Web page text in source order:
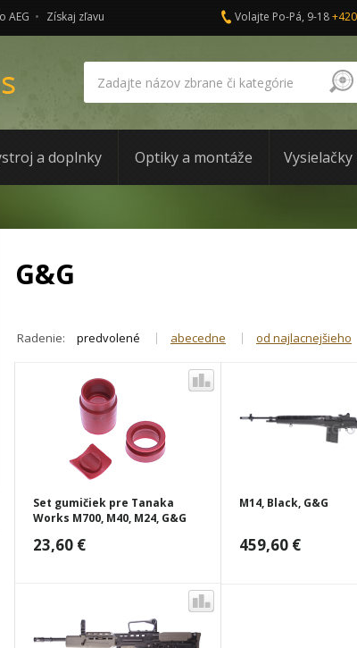
AEG Získaj zľavu Volajte Po-Pá, 9-18
a doplnky Optiky a montáže Vysielačky
G&G
Radenie: predvolené abecedne od najlacnejšieho
Set gumičiek pre Tanaka
Works M700, M40, M24, G&G
23,60 €
M14, Black, G&G
459,60 €